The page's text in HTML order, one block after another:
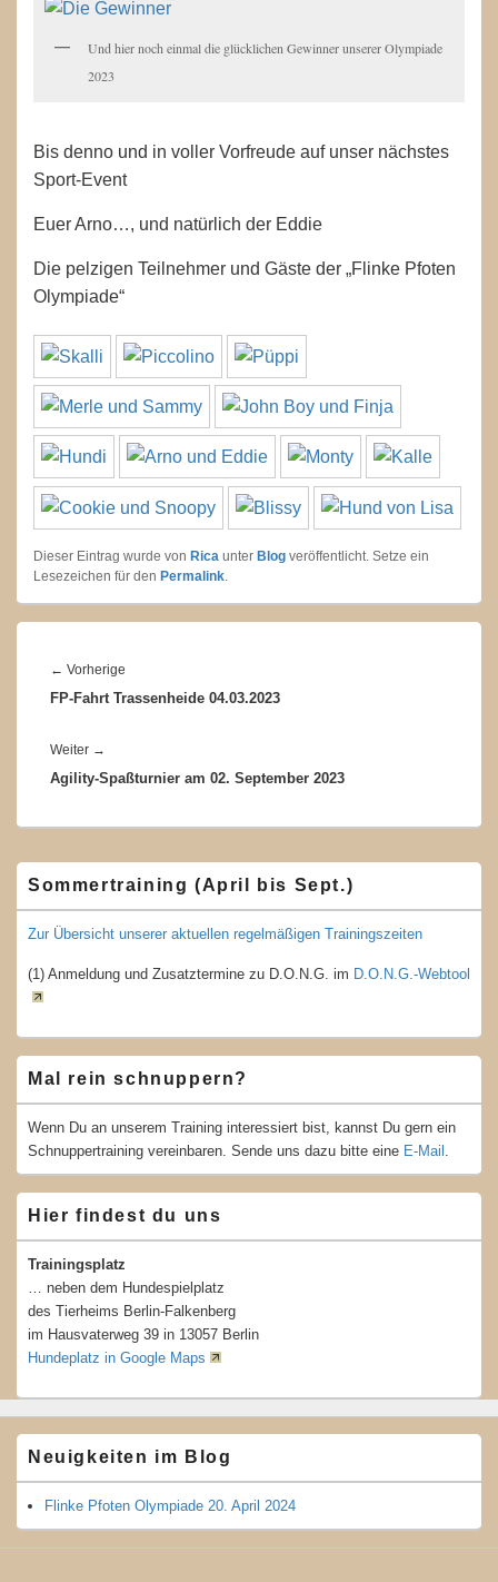
Und hier noch einmal die glücklichen Gewinner unserer Olympiade
2023
Bis denno und in voller Vorfreude auf unser nächstes
Sport-Event
Euer Arno…, und natürlich der Eddie
Die pelzigen Teilnehmer und Gäste der „Flinke Pfoten
Olympiade“
Dieser Eintrag wurde von Rica unter Blog veröffentlicht. Setze ein
Lesezeichen für den Permalink.
← Vorherige
Beitrag:
FP-Fahrt Trassenheide 04.03.2023
Weiter →
Beitrag:
Agility-Spaßturnier am 02. September 2023
Primärer
Seitenleisten-
Widgetbereich
Sommertraining (April bis Sept.)
Zur Übersicht unserer aktuellen regelmäßigen Trainingszeiten
(1) Anmeldung und Zusatztermine zu D.O.N.G. im D.O.N.G.-Webtool
Mal rein schnuppern?
Wenn Du an unserem Training interessiert bist, kannst Du gern ein
Schnuppertraining vereinbaren. Sende uns dazu bitte eine E-Mail
Hier findest du uns
Trainingsplatz
… neben dem Hundespielplatz
des Tierheims Berlin-Falkenberg
im Hausvaterweg 39 in 13057 Berlin
Hundeplatz in Google Maps
Neuigkeiten im Blog
Flinke Pfoten Olympiade 20. April 2024